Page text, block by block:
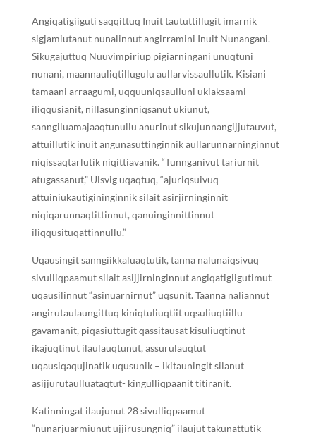
Angiqatigiiguti saqqittuq Inuit taututtillugit imarnik
sigjamiutanut nunalinnut angirramini Inuit Nunangani.
Sikugajuttuq Nuuvimpiriup pigiarningani unuqtuni
nunani, maannauliqtillugulu aullarvissaullutik. Kisiani
tamaani arraagumi, uqquuniqsaulluni ukiaksaami
iliqqusianit, nillasunginniqsanut ukiunut,
sanngiluamajaaqtunullu anurinut sikujunnangijjutauvut,
attuillutik inuit angunasuttinginnik aullarunnarninginnut
niqissaqtarlutik niqittiavanik. “Tunnganivut tariurnit
atugassanut,” Ulsvig uqaqtuq, “ajuriqsuivuq
attuiniukautigininginnik silait asirjirninginnit
niqiqarunnaqtittinnut, qanuinginnittinnut
iliqqusituqattinnullu.”
Uqausingit sanngiikkaluaqtutik, tanna nalunaiqsivuq
sivulliqpaamut silait asijjirninginnut angiqatigiigutimut
uqausilinnut “asinuarnirnut” uqsunit. Taanna naliannut
angirutaulaungittuq kiniqtuliuqtiit uqsuliuqtiillu
gavamanit, piqasiuttugit qassitausat kisuliuqtinut
ikajuqtinut ilaulauqtunut, assurulauqtut
uqausiqaqujinatik uqusunik – ikitauningit silanut
asijjurutaulluataqtut- kingulliqpaanit titiranit.
Katinningat ilaujunut 28 sivulliqpaamut
“nunarjuarmiunut ujjirusungniq” ilaujut takunattutik